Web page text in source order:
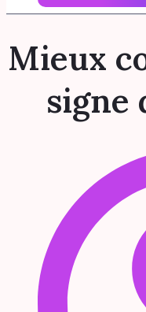
Mieux
signe